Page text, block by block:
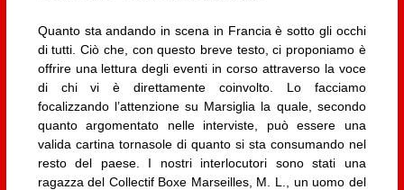
Quanto sta andando in scena in Francia è sotto gli occhi
di tutti. Ciò che, con questo breve testo, ci proponiamo è
offrire una lettura degli eventi in corso attraverso la voce
di chi vi è direttamente coinvolto. Lo facciamo
focalizzando l’attenzione su Marsiglia la quale, secondo
quanto argomentato nelle interviste, può essere una
valida cartina tornasole di quanto si sta consumando nel
resto del paese. I nostri interlocutori sono stati una
ragazza del Collectif Boxe Marseilles, M. L., un uomo del